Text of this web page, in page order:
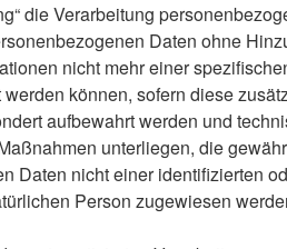
die Verarbeitung
Daten ohne
nicht mehr einer
können, sofern diese
aufbewahrt werden und
unterliegen, die
Daten nicht einer identifizierten
Person zugewiesen